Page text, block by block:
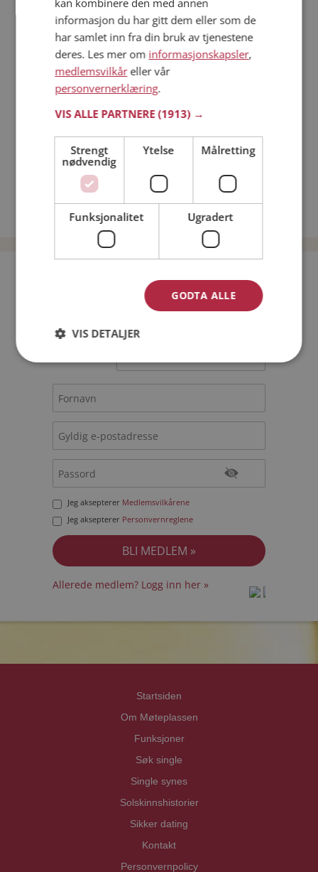
Trinn 2 - Slik fungerer våre søkefunksjoner
Trinn 3 - Tips til hvordan du tar kontakt
Sikker dating
Dating på mobilen
Dating på Møteplassen
Nettdatingtips
Match Making på Møteplassen
Kvinner fra Rindal
Menn fra Rindal
Date kvinner i Norge
Date menn i Norge
Bli medlem gratis!
Jeg aksepterer Medlemsvilkårene
Jeg aksepterer Personvernreglene
Allerede medlem? Logg inn her »
Startsiden
Om Møteplassen
Funksjoner
Søk single
Single synes
Solskinnshistorier
Sikker dating
Kontakt
Personvernpolicy
kan kombinere den med annen
informasjon du har gitt dem eller som de
har samlet inn fra din bruk av tjenestene
deres. Les mer om informasjonskapsler,
medlemsvilkåreller vår
personvernerklæring.
VIS ALLE PARTNERE(1913) →
Strengt
nødvendig
Ytelse Målretting
Funksjonalitet Ugradert
GODTA ALLE
VIS DETALJER